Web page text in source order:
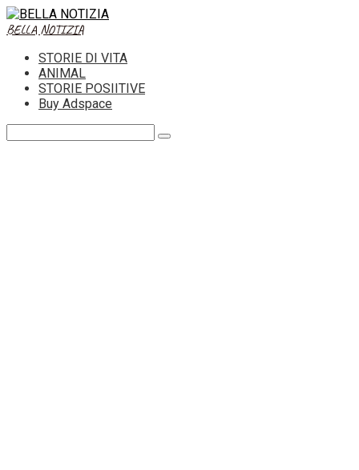
Skip
to
BELLA NOTIZIA
STORIE DI VITA
ANIMAL
STORIE POSIITIVE
Buy Adspace